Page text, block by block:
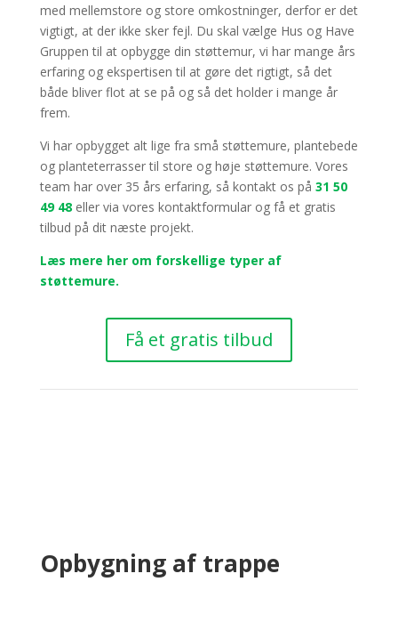
med mellemstore og store omkostninger, derfor er det
vigtigt, at der ikke sker fejl. Du skal vælge Hus og Have
Gruppen til at opbygge din støttemur, vi har mange års
erfaring og ekspertisen til at gøre det rigtigt, så det
både bliver flot at se på og så det holder i mange år
frem.
Vi har opbygget alt lige fra små støttemure, plantebede
og planteterrasser til store og høje støttemure. Vores
team har over 35 års erfaring, så kontakt os på 31 50
49 48eller via vores kontaktformular og få et gratis
tilbud på dit næste projekt.
Læs mere her om forskellige typer af
støttemure.
Få et gratis tilbud
Opbygning af trappe